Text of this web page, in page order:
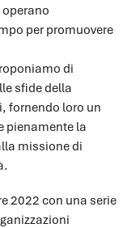
per promuovere
di
sfide della
fornendo loro un
pienamente la
missione di
2022 con una serie